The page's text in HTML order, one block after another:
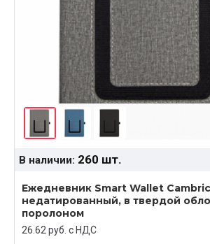
В наличии: 260 шт.
Ежедневник Smart Wallet
недатированный, в твердой
поролоном
26.62 руб. c НДС